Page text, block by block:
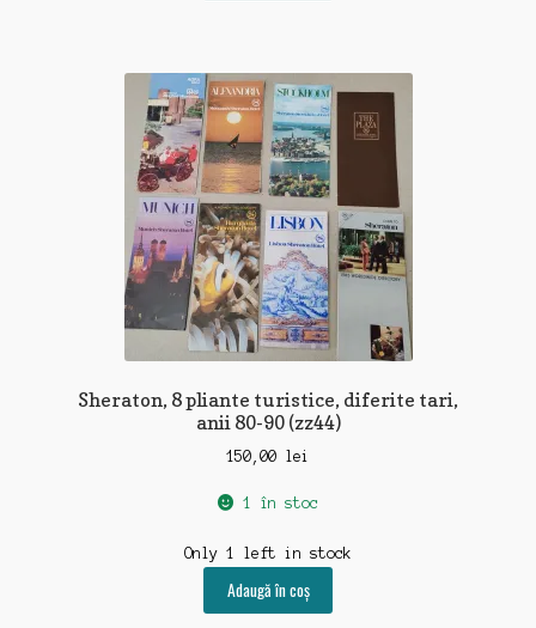
Sheraton, 8 pliante turistice, diferite tari,
anii 80-90 (zz44)
150,00 lei
1 în stoc
Only 1 left in stock
Adaugă în coș